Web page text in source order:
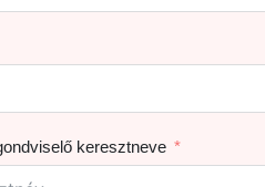
keresztneve